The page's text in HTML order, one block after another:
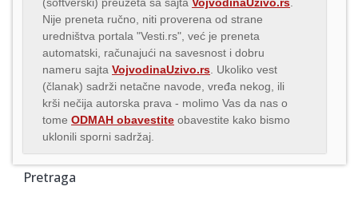
Nije preneta ručno, niti proverena od strane
uredništva portala "Vesti.rs", već je preneta
automatski, računajući na savesnost i dobru
nameru sajta VojvodinaUzivo.rs . Ukoliko vest
(članak) sadrži netačne navode, vređa nekog, ili
krši nečija autorska prava - molimo Vas da nas o
tome ODMAH obavestite obavestite kako bismo
uklonili sporni sadržaj.
Pretraga